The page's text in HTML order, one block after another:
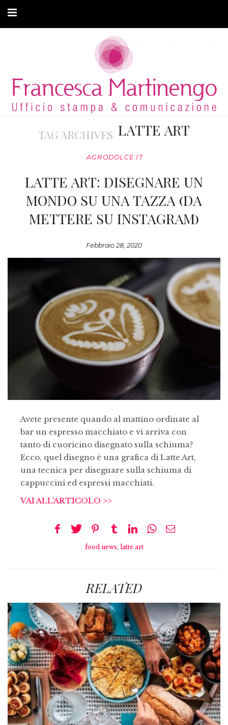
ARTICOLI
MODA ADATTIVA
CONTATTITAG ARCHIVES LATTE ART
AGRODOLCE.IT
LATTE ART: DISEGNARE UN
MONDO SU UNA TAZZA (DA
METTERE SU INSTAGRAM)
Febbraio 28, 2020
Avete presente quando al mattino ordinate al
bar un espresso macchiato e vi arriva con
tanto di cuoricino disegnato sulla schiuma?
Ecco, quel disegno è una grafica di Latte Art,
una tecnica per disegnare sulla schiuma di
cappuccini ed espressi macchiati.
VAI ALL’ARTICOLO >>
food news, latte art
RELATED